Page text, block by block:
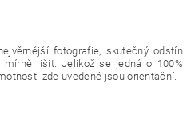
fotografie, skutečný odstín
lišit. Jelikož se jedná o 100%
zde uvedené jsou orientační.